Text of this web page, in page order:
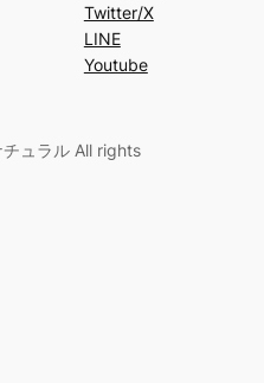
Twitter/X
LINE
Youtube
ュラル All rights